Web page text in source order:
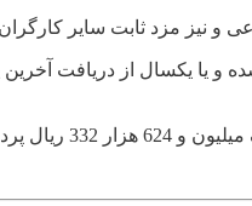
کارگران نباید از مبلغ روزانه
کار شده و یا یکسال از